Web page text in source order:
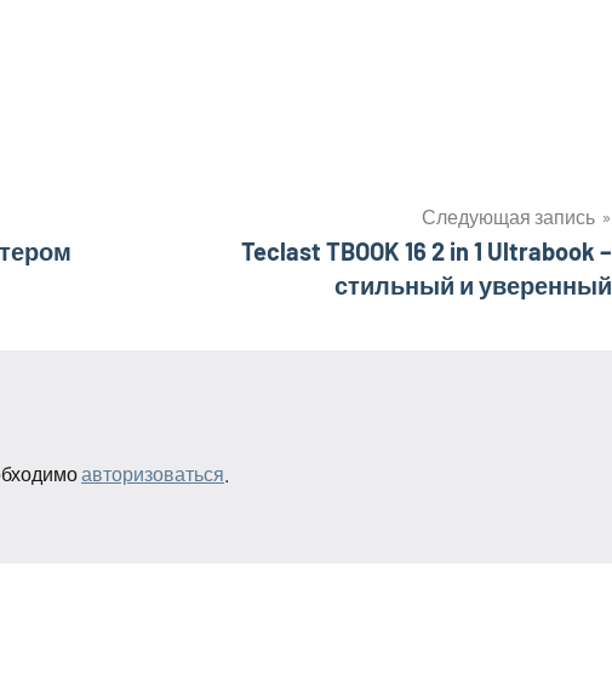
Следующая запись
Teclast TBOOK 16 2 in 1 Ultrabook –
стильный и уверенный
авторизоваться